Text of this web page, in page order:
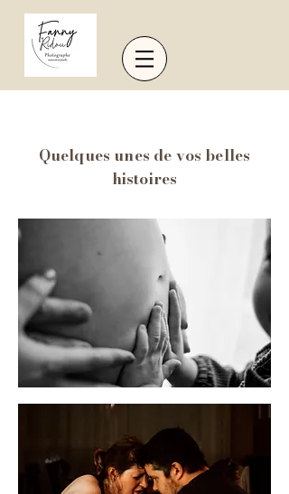
Quelques unes de vos belles
histoires